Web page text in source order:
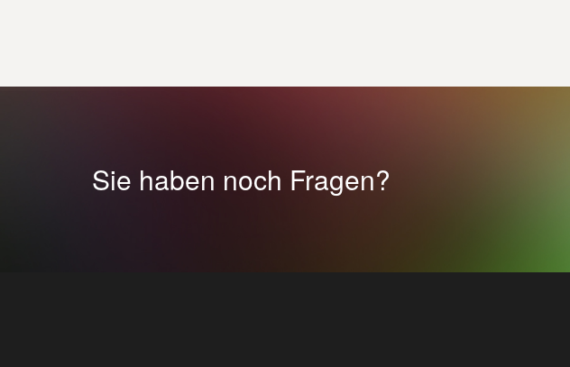
Sie haben noch Fragen?